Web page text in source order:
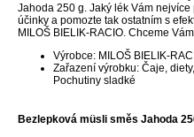
Jahoda 250 g. Jaký lék Vám
účinky a pomozte tak ostatním s
MILOŠ BIELIK-RACIO. Chceme
Výrobce: MILOŠ BIELIK-
Zařazení výrobku: Čaje,
Pochutiny sladké
Bezlepková müsli směs Jahoda